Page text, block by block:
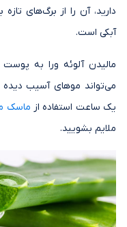
دارید، آن را از برگ‌های
آبکی است.
مالیدن آلوئه ورا به
می‌تواند موهای آسیب
یک ساعت استفاده از ماسک
ملایم بشویید.